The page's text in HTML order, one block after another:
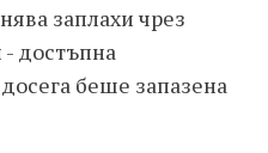
заплахи чрез
- достъпна
беше запазена